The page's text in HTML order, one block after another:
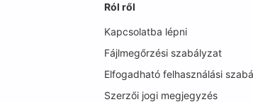
Ról ről
Kapcsolatba lépni
Fájlmegőrzési szabályzat
Elfogadható felhasználási
Szerzői jogi megjegyzés